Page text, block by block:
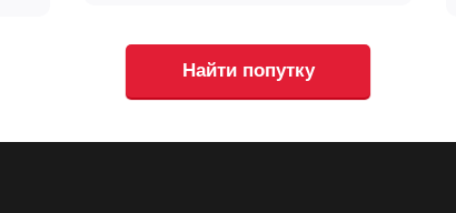
Найти попутку